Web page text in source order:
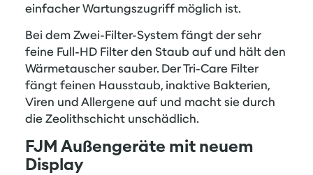
einfacher Wartungszugriff möglich ist.
Bei dem Zwei-Filter-System fängt der sehr
feine Full-HD Filter den Staub auf und hält den
Wärmetauscher sauber. Der Tri-Care Filter
fängt feinen Hausstaub, inaktive Bakterien,
Viren und Allergene auf und macht sie durch
die Zeolithschicht unschädlich.
FJM Außengeräte mit neuem
Display